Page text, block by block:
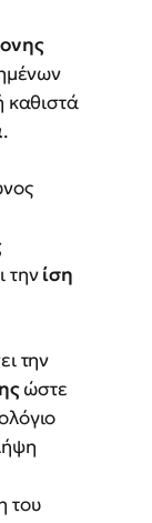
καθιστά
.
τηνίση
την
ώστε
του